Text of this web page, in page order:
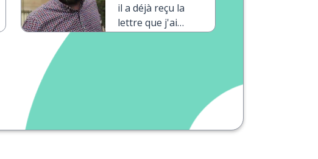
написал
сегодня
il a déjà reçu la
lettre que j'ai